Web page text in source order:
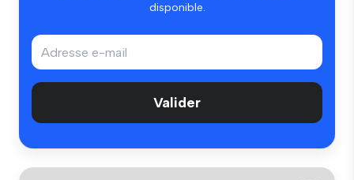
disponible.
Valider